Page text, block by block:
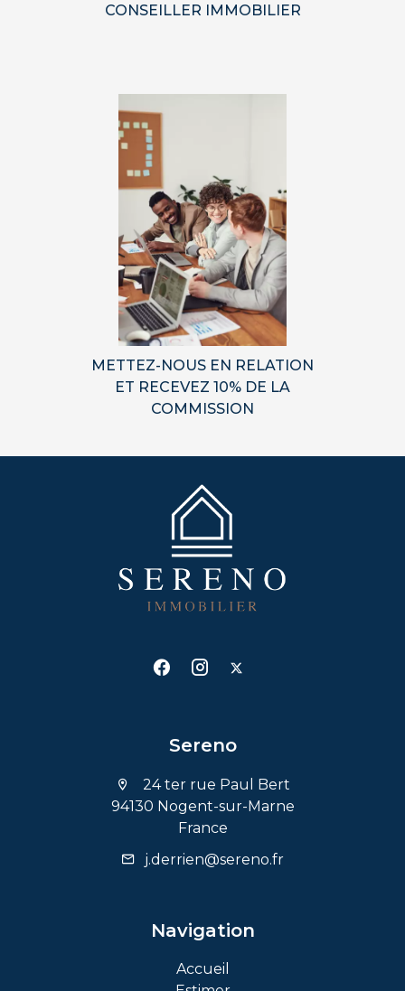
CONSEILLER IMMOBILIER
METTEZ-NOUS EN RELATION
ET RECEVEZ 10% DE LA
COMMISSION
Sereno
24 ter rue Paul Bert
94130 Nogent-sur-Marne
France
j.derrien@sereno.fr
Navigation
Accueil